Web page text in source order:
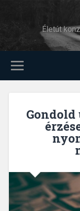
Életút